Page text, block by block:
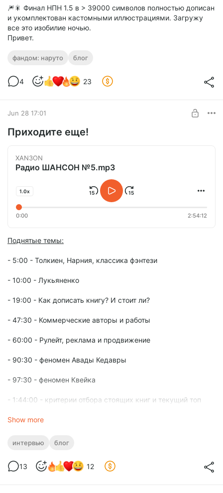
🎆🎇 Финал НПН 1.5 в > 39000 символов полностью дописан
и укомплектован кастомными иллюстрациями. Загружу
все это изобилие ночью.
Привет.
фандом: наруто блог
4 23
Jun 28 17:01
Приходите еще!
XAN3ON
Радио ШАНСОН №5.mp3
1.0x
0:00 2:54:12
Поднятые темы:
- 5:00 - Толкиен, Нарния, классика фэнтези
- 10:00 - Лукьяненко
- 19:00 - Как дописать книгу? И стоит ли?
- 47:30 - Коммерческие авторы и работы
- 60:00 - Рулейт, реклама и продвижение
- 90:30 - феномен Авады Кедавры
- 97:30 - феномен Квейка
- 1:44:00 - критерии отбора стоящих книг и текущий топ
закончить беседку
- 1:57:00 - сохранение стилистики в книгах и поиск своего
подхода
Show more
интервью блог
13 12